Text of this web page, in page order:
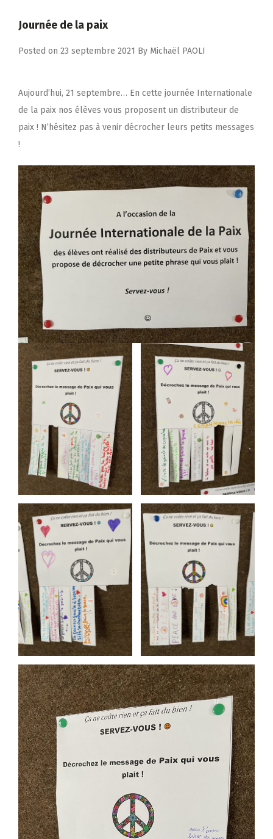
Journée de la paix
Posted on 23 septembre 2021 By Michaël PAOLI
Aujourd’hui, 21 septembre… En cette journée Internationale
de la paix nos élèves vous proposent un distributeur de
paix ! N’hésitez pas à venir décrocher leurs petits messages
!